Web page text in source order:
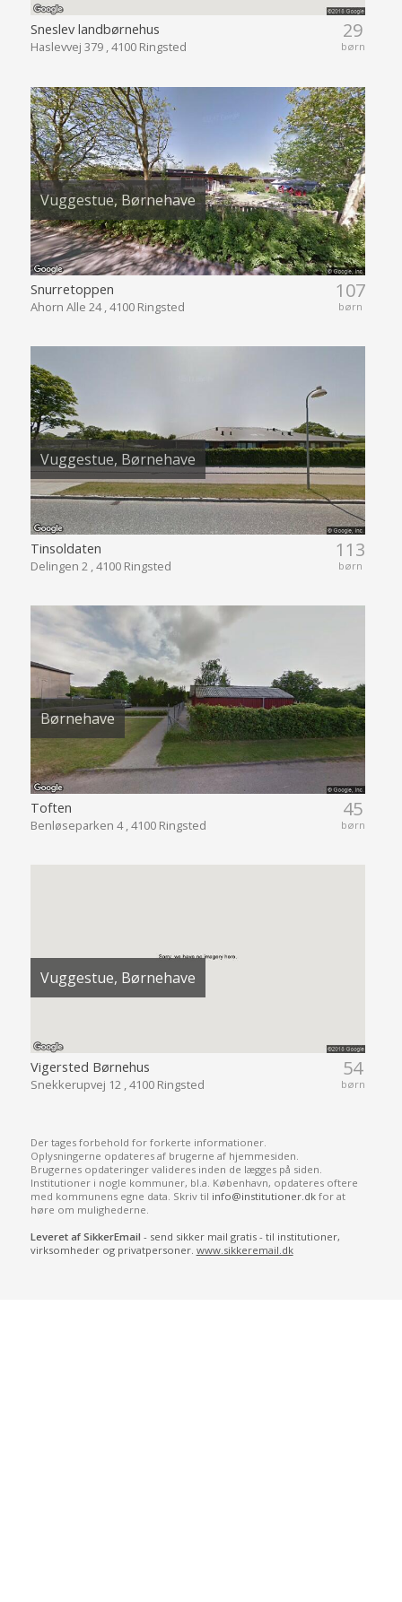
29
børn
Sneslev landbørnehus
Haslevvej 379 , 4100 Ringsted
Vuggestue, Børnehave
107
børn
Snurretoppen
Ahorn Alle 24 , 4100 Ringsted
Vuggestue, Børnehave
113
børn
Tinsoldaten
Delingen 2 , 4100 Ringsted
Børnehave
45
børn
Toften
Benløseparken 4 , 4100 Ringsted
Vuggestue, Børnehave
54
børn
Vigersted Børnehus
Snekkerupvej 12 , 4100 Ringsted
Der tages forbehold for forkerte informationer.
Oplysningerne opdateres af brugerne af hjemmesiden.
Brugernes opdateringer valideres inden de lægges på siden.
Institutioner i nogle kommuner, bl.a. København, opdateres oftere
med kommunens egne data. Skriv til info@institutioner.dkfor at
høre om mulighederne.
Leveret af SikkerEmail - send sikker mail gratis - til institutioner,
virksomheder og privatpersoner. www.sikkeremail.dk